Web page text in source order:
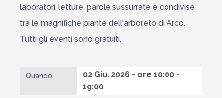
laboratori, letture, parole sussurrate e condivise
tra le magnifiche piante dell'arboreto di Arco.
Tutti gli eventi sono gratuiti.
Quando
02 Giu. 2026 - ore 10:00 -
19:00